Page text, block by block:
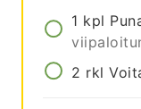
1 kpl
2 rkl